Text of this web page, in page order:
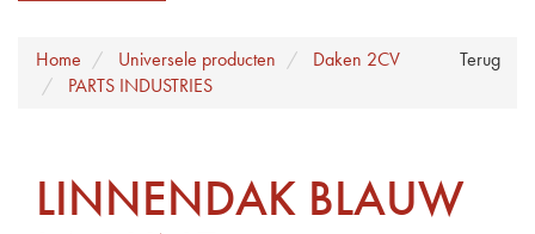
Terug
Home Universele producten
Daken 2CV
PARTS INDUSTRIES
LINNENDAK BLAUW